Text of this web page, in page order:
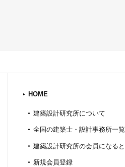
HOME
建築設計研究所について
全国の建築士・設計事務所一覧
建築設計研究所の会員になると
新規会員登録